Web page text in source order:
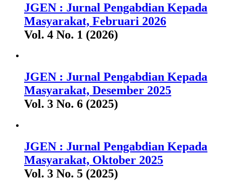
JGEN : Jurnal Pengabdian Kepada
Masyarakat, Februari 2026
Vol. 4 No. 1 (2026)
JGEN : Jurnal Pengabdian Kepada
Masyarakat, Desember 2025
Vol. 3 No. 6 (2025)
JGEN : Jurnal Pengabdian Kepada
Masyarakat, Oktober 2025
Vol. 3 No. 5 (2025)